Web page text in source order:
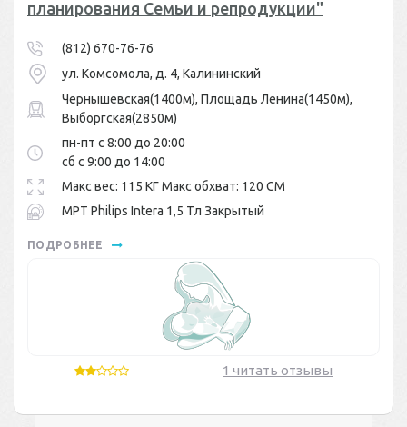
планирования Семьи и репродукции"
(812) 670-76-76
ул. Комсомола, д. 4, Калининский
Чернышевская(1400м), Площадь Ленина(1450м),
Выборгская(2850м)
пн-пт с 8:00 до 20:00
сб с 9:00 до 14:00
Макс вес: 115 КГ Макс обхват: 120 СМ
МРТ Philips Intera 1,5 Тл Закрытый
ПОДРОБНЕЕ
1 читать отзывы